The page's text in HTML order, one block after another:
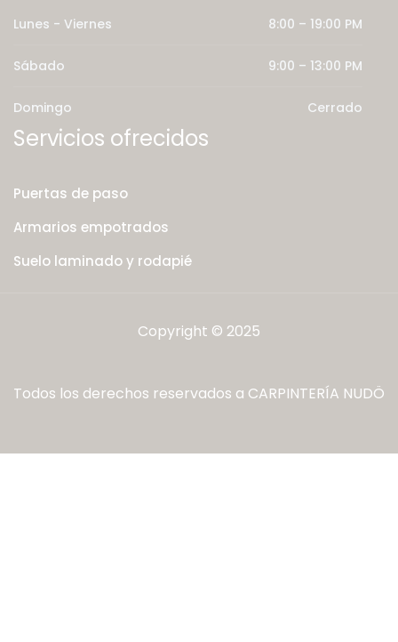
Lunes - Viernes 8:00 – 19:00 PM
Sábado 9:00 – 13:00 PM
Domingo Cerrado
Servicios ofrecidos
Puertas de paso
Armarios empotrados
Suelo laminado y rodapié
Copyright © 2025
Todos los derechos reservados a CARPINTERÍA NUDÖ